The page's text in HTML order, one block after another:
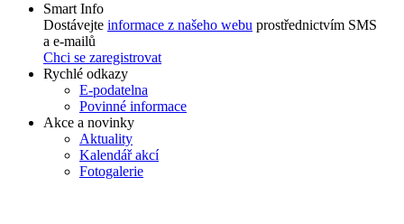
Smart Info
Dostávejte informace z našeho webu prostřednictvím SMS
a e-mailů
Chci se zaregistrovat
Rychlé odkazy
E-podatelna
Povinné informace
Akce a novinky
Aktuality
Kalendář akcí
Fotogalerie